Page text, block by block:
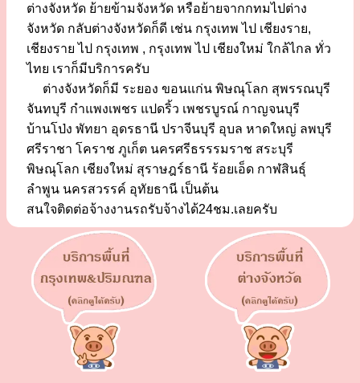
ต่างจังหวัด ย้ายข้ามจังหวัด หรือย้ายจากกทมไปต่าง
จังหวัด กลับต่างจังหวัดก็ดี เช่น กรุงเทพ ไป เชียงราย,
เชียงราย ไป กรุงเทพ , กรุงเทพ ไป เชียงใหม่ ใกล้ไกล ทั่ว
ไทย เราก็มีบริการครับ
ต่างจังหวัดก็มี ระยอง ขอนแก่น พิษณุโลก สุพรรณบุรี
จันทบุรี กำแพงเพชร แปดริ้ว เพชรบูรณ์ กาญจนบุรี
บ้านโป่ง พัทยา อุดรธานี ปราจีนบุรี อุบล หาดใหญ่ ลพบุรี
ศรีราชา โคราช ภูเก็ต นครศรีธรรรมราช สระบุรี
พิษณุโลก เชียงใหม่ สุราษฎร์ธานี ร้อยเอ็ด กาฬสินธุ์
ลำพูน นครสวรรค์ อุทัยธานี เป็นต้น
สนใจติดต่อจ้างงานรถรับจ้างได้24ชม.เลยครับ